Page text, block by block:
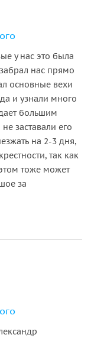
у нас это была
нас прямо
основные вехи
и узнали много
большим
заставали его
на 2-3 дня,
так как
тоже может
за